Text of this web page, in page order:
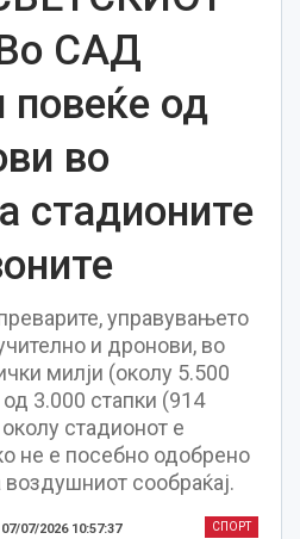
САД
повеќе од
во
стадионите
управувањето
и дронови, во
милји (околу 5.500
3.000 стапки (914
стадионот е
не е посебно одобрено
сообраќај.
СПОРТ
07/07/2026 10:57:37